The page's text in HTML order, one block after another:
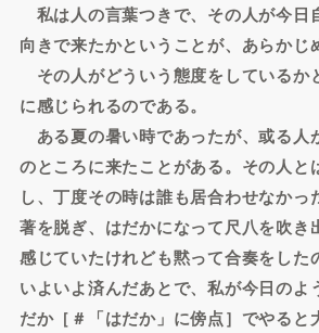
私は人の言葉つきで、その人が今日
向きで来たかということが、あらかじ
その人がどういう態度をしているか
に感じられるのである。
ある夏の暑い時であったが、或る人
のところに来たことがある。その人と
し、丁度その時は誰も居合わせなかっ
著を脱ぎ、はだかになって尺八を吹き
感じていたけれども黙って合奏をした
いよいよ済んだあとで、私が今日のよ
だか［＃「はだか」に傍点］でやると